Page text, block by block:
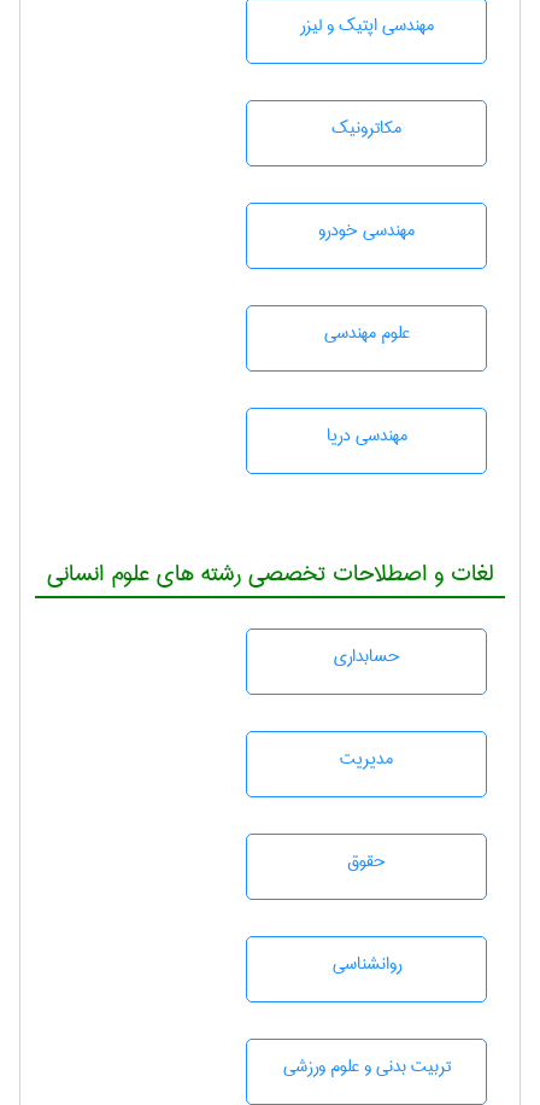
مهندسی اپتیک و لیزر
مکاترونیک
مهندسی خودرو
علوم مهندسی
مهندسی دریا
لغات و اصطلاحات تخصصی رشته های علوم انسانی
حسابداری
مديريت
حقوق
روانشناسی
تربيت بدنی و علوم ورزشی